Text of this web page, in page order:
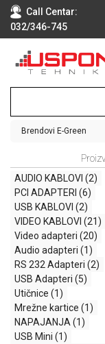
Call Centar:
032/346-745
RAČUNARI
TEHNIKA
OPREMA
AUDIO,
VIDEO
LAPTOP I
TABLET
RAČUNARI
MONITORI
DODATNA
Brendovi E-Green
AUDIO KABLOVI (2)
PCI ADAPTERI (6)
USB KABLOVI (2)
VIDEO KABLOVI (21)
Video adapteri (20)
Audio adapteri (1)
RS 232 Adapteri (2)
USB Adapteri (5)
Utičnice (1)
Mrežne kartice (1)
NAPAJANJA (1)
USB Mini (1)